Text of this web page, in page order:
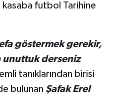
kasaba futbol Tarihine
göstermek gerekir,
unuttuk derseniz
tanıklarından birisi
bulunan Şafak Erel